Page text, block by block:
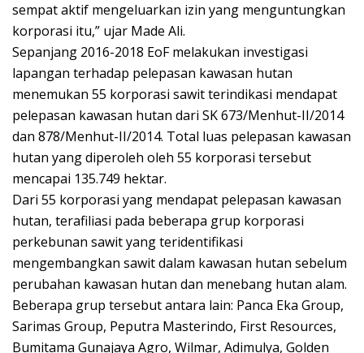
sempat aktif mengeluarkan izin yang menguntungkan
korporasi itu,” ujar Made Ali.
Sepanjang 2016-2018 EoF melakukan investigasi
lapangan terhadap pelepasan kawasan hutan
menemukan 55 korporasi sawit terindikasi mendapat
pelepasan kawasan hutan dari SK 673/Menhut-II/2014
dan 878/Menhut-II/2014. Total luas pelepasan kawasan
hutan yang diperoleh oleh 55 korporasi tersebut
mencapai 135.749 hektar.
Dari 55 korporasi yang mendapat pelepasan kawasan
hutan, terafiliasi pada beberapa grup korporasi
perkebunan sawit yang teridentifikasi
mengembangkan sawit dalam kawasan hutan sebelum
perubahan kawasan hutan dan menebang hutan alam.
Beberapa grup tersebut antara lain: Panca Eka Group,
Sarimas Group, Peputra Masterindo, First Resources,
Bumitama Gunajaya Agro, Wilmar, Adimulya, Golden